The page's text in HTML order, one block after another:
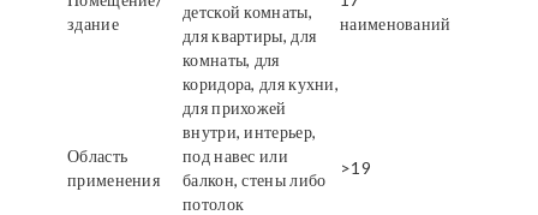
здание
детской комнаты,
для квартиры, для
комнаты, для
коридора, для кухни,
для прихожей
наименований
Область
применения
внутри, интерьер,
под навес или
балкон, стены либо
потолок
>19